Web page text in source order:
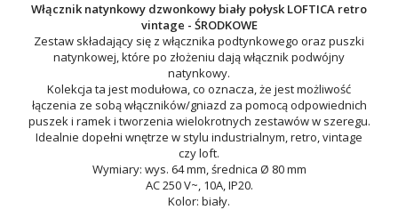
Włącznik natynkowy dzwonkowy biały połysk LOFTICA retro
vintage - ŚRODKOWE
Zestaw składający się z włącznika podtynkowego oraz puszki
natynkowej, które po złożeniu dają włącznik podwójny
natynkowy.
Kolekcja ta jest modułowa, co oznacza, że jest możliwość
łączenia ze sobą włączników/gniazd za pomocą odpowiednich
puszek i ramek i tworzenia wielokrotnych zestawów w szeregu.
Idealnie dopełni wnętrze w stylu industrialnym, retro, vintage
czy loft.
Wymiary: wys. 64 mm, średnica Ø 80 mm
AC 250 V~, 10A, IP20.
Kolor: biały.